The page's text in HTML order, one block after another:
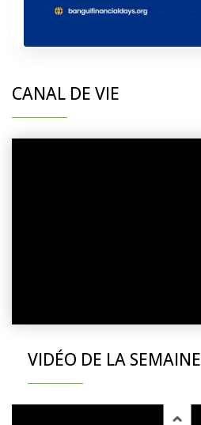
CANAL DE VIE
VIDÉO DE LA SEMAINE